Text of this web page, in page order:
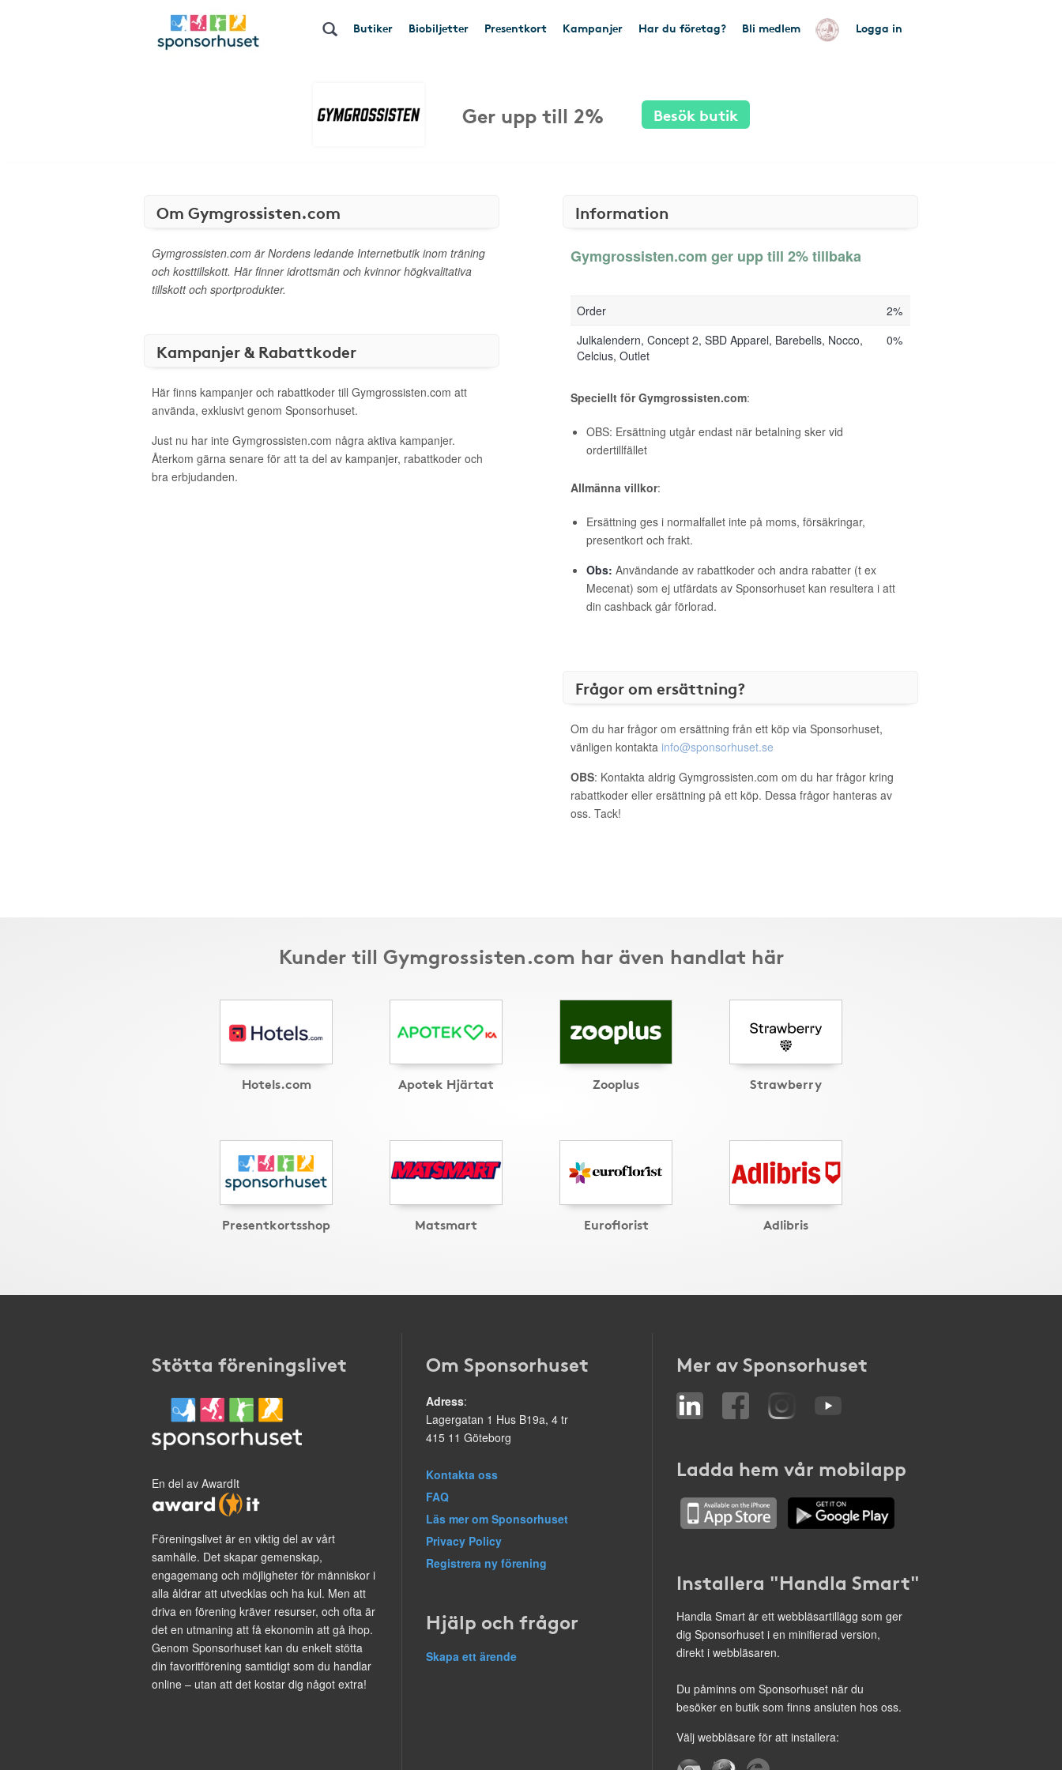
Butiker Biobiljetter Presentkort Kampanjer Har du företag? Bli medlem Logga in
Ger upp till 2% Besök butik
Om Gymgrossisten.com
Gymgrossisten.com är Nordens ledande Internetbutik inom träning
och kosttillskott. Här finner idrottsmän och kvinnor högkvalitativa
tillskott och sportprodukter.
Kampanjer & Rabattkoder
Här finns kampanjer och rabattkoder till Gymgrossisten.com att
använda, exklusivt genom Sponsorhuset.
Just nu har inte Gymgrossisten.com några aktiva kampanjer.
Återkom gärna senare för att ta del av kampanjer, rabattkoder och
bra erbjudanden.
Information
Gymgrossisten.com ger upp till 2% tillbaka
Order
2%
Julkalendern, Concept 2, SBD Apparel, Barebells, Nocco,
Celcius, Outlet
0%
Speciellt för Gymgrossisten.com:
OBS: Ersättning utgår endast när betalning sker vid
ordertillfället
Allmänna villkor:
Ersättning ges i normalfallet inte på moms, försäkringar,
presentkort och frakt.
Obs: Användande av rabattkoder och andra rabatter (t ex
Mecenat) som ej utfärdats av Sponsorhuset kan resultera i att
din cashback går förlorad.
Frågor om ersättning?
Om du har frågor om ersättning från ett köp via Sponsorhuset,
vänligen kontakta info@sponsorhuset.se
OBS: Kontakta aldrig Gymgrossisten.com om du har frågor kring
rabattkoder eller ersättning på ett köp. Dessa frågor hanteras av
oss. Tack!
Kunder till Gymgrossisten.com har även handlat här
Hotels.com Apotek Hjärtat Zooplus Strawberry
Presentkortsshop Matsmart Euroflorist Adlibris
Stötta föreningslivet
En del av AwardIt
Föreningslivet är en viktig del av vårt
samhälle. Det skapar gemenskap,
engagemang och möjligheter för människor i
alla åldrar att utvecklas och ha kul. Men att
driva en förening kräver resurser, och ofta är
det en utmaning att få ekonomin att gå ihop.
Genom Sponsorhuset kan du enkelt stötta
din favoritförening samtidigt som du handlar
online – utan att det kostar dig något extra!
Om Sponsorhuset
Adress:
Lagergatan 1 Hus B19a, 4 tr
415 11 Göteborg
Kontakta oss
FAQ
Läs mer om Sponsorhuset
Privacy Policy
Registrera ny förening
Hjälp och frågor
Skapa ett ärende
Mer av Sponsorhuset
Ladda hem vår mobilapp
Installera "Handla Smart"
Handla Smart är ett webbläsartillägg som ger
dig Sponsorhuset i en minifierad version,
direkt i webbläsaren.
Du påminns om Sponsorhuset när du
besöker en butik som finns ansluten hos oss.
Välj webbläsare för att installera: